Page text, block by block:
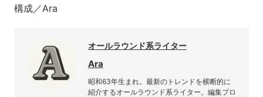
構成／Ara
オールラウンド系ライター
Ara
昭和63年生まれ。最新のトレンドを横断的に
紹介するオールラウンド系ライター。編集プロ